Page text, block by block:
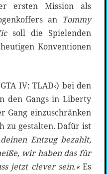
ersten Mission als
an Tommy
soll die Spielenden
Konventionen
IV: TLAD‹) bei den
den Gangs in Liberty
Gang einzuschränken
zu gestalten. Dafür ist
Entzug bezahlt,
wir haben das für
jetzt clever sein.« Es